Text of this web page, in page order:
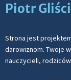
Piotr
Strona jest
darowiznom. Twoje
nauczycieli,